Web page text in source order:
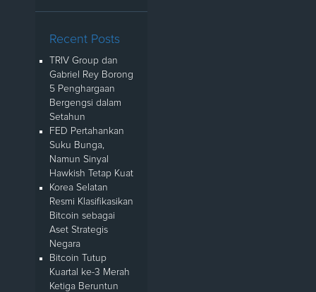
Recent Posts
TRIV Group dan
Gabriel Rey Borong
5 Penghargaan
Bergengsi dalam
Setahun
FED Pertahankan
Suku Bunga,
Namun Sinyal
Hawkish Tetap Kuat
Korea Selatan
Resmi Klasifikasikan
Bitcoin sebagai
Aset Strategis
Negara
Bitcoin Tutup
Kuartal ke-3 Merah
Ketiga Beruntun